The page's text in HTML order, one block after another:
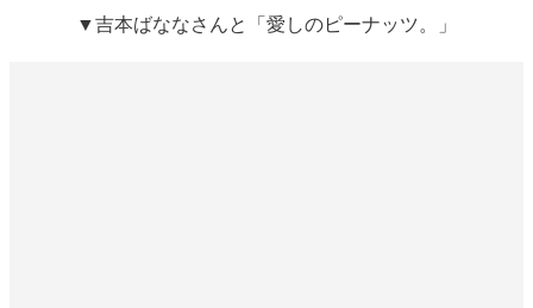
▼吉本ばななさんと「愛しのピーナッツ。」